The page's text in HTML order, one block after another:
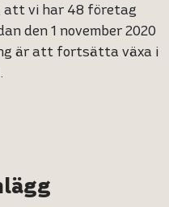
att vi har 48 företag
den 1 november 2020
är att fortsätta växa i